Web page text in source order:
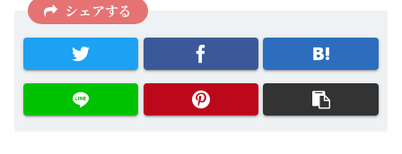
シェアする